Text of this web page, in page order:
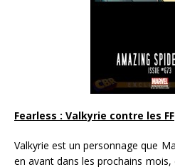
Fearless : Valkyrie contre les FF
Valkyrie est un personnage que
en avant dans les prochains